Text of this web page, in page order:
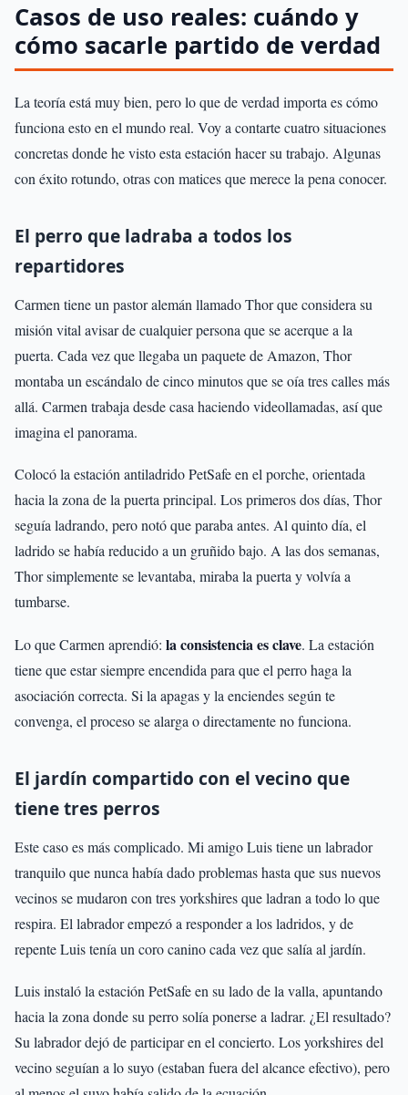
Casos de uso reales: cuándo y
cómo sacarle partido de verdad
La teoría está muy bien, pero lo que de verdad importa es cómo
funciona esto en el mundo real. Voy a contarte cuatro situaciones
concretas donde he visto esta estación hacer su trabajo. Algunas
con éxito rotundo, otras con matices que merece la pena conocer.
El perro que ladraba a todos los
repartidores
Carmen tiene un pastor alemán llamado Thor que considera su
misión vital avisar de cualquier persona que se acerque a la
puerta. Cada vez que llegaba un paquete de Amazon, Thor
montaba un escándalo de cinco minutos que se oía tres calles más
allá. Carmen trabaja desde casa haciendo videollamadas, así que
imagina el panorama.
Colocó la estación antiladrido PetSafe en el porche, orientada
hacia la zona de la puerta principal. Los primeros dos días, Thor
seguía ladrando, pero notó que paraba antes. Al quinto día, el
ladrido se había reducido a un gruñido bajo. A las dos semanas,
Thor simplemente se levantaba, miraba la puerta y volvía a
tumbarse.
Lo que Carmen aprendió: la consistencia es clave. La estación
tiene que estar siempre encendida para que el perro haga la
asociación correcta. Si la apagas y la enciendes según te
convenga, el proceso se alarga o directamente no funciona.
El jardín compartido con el vecino que
tiene tres perros
Este caso es más complicado. Mi amigo Luis tiene un labrador
tranquilo que nunca había dado problemas hasta que sus nuevos
vecinos se mudaron con tres yorkshires que ladran a todo lo que
respira. El labrador empezó a responder a los ladridos, y de
repente Luis tenía un coro canino cada vez que salía al jardín.
Luis instaló la estación PetSafe en su lado de la valla, apuntando
hacia la zona donde su perro solía ponerse a ladrar. ¿El resultado?
Su labrador dejó de participar en el concierto. Los yorkshires del
vecino seguían a lo suyo (estaban fuera del alcance efectivo), pero